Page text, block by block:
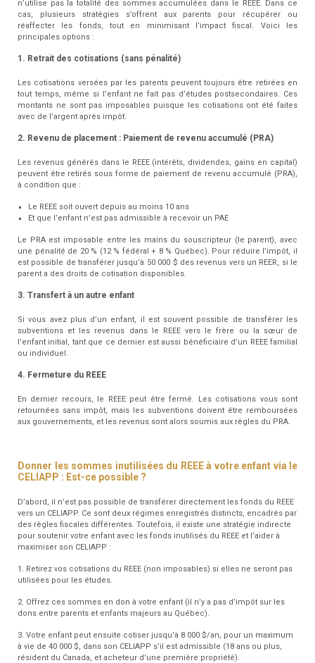
n’utilise pas la totalité des sommes accumulées dans le REEE. Dans ce
cas, plusieurs stratégies s’offrent aux parents pour récupérer ou
réaffecter les fonds, tout en minimisant l’impact fiscal. Voici les
principales options :
1. Retrait des cotisations (sans pénalité)
Les cotisations versées par les parents peuvent toujours être retirées en
tout temps, même si l’enfant ne fait pas d’études postsecondaires. Ces
montants ne sont pas imposables puisque les cotisations ont été faites
avec de l’argent après impôt.
2. Revenu de placement : Paiement de revenu accumulé (PRA)
Les revenus générés dans le REEE (intérêts, dividendes, gains en capital)
peuvent être retirés sous forme de paiement de revenu accumulé (PRA),
à condition que :
Le REEE soit ouvert depuis au moins 10 ans
Et que l’enfant n’est pas admissible à recevoir un PAE
Le PRA est imposable entre les mains du souscripteur (le parent), avec
une pénalité de 20 % (12 % fédéral + 8 % Québec). Pour réduire l’impôt, il
est possible de transférer jusqu’à 50 000 $ des revenus vers un REER, si le
parent a des droits de cotisation disponibles.
3. Transfert à un autre enfant
Si vous avez plus d’un enfant, il est souvent possible de transférer les
subventions et les revenus dans le REEE vers le frère ou la sœur de
l’enfant initial, tant que ce dernier est aussi bénéficiaire d’un REEE familial
ou individuel.
4. Fermeture du REEE
En dernier recours, le REEE peut être fermé. Les cotisations vous sont
retournées sans impôt, mais les subventions doivent être remboursées
aux gouvernements, et les revenus sont alors soumis aux règles du PRA.
Donner les sommes inutilisées du REEE à votre enfant via le
CELIAPP : Est-ce possible ?
D’abord, il n’est pas possible de transférer directement les fonds du REEE
vers un CELIAPP. Ce sont deux régimes enregistrés distincts, encadrés par
des règles fiscales différentes. Toutefois, il existe une stratégie indirecte
pour soutenir votre enfant avec les fonds inutilisés du REEE et l’aider à
maximiser son CELIAPP :
1. Retirez vos cotisations du REEE (non imposables) si elles ne seront pas
utilisées pour les études.
2. Offrez ces sommes en don à votre enfant (il n’y a pas d’impôt sur les
dons entre parents et enfants majeurs au Québec).
3. Votre enfant peut ensuite cotiser jusqu’à 8 000 $/an, pour un maximum
à vie de 40 000 $, dans son CELIAPP s’il est admissible (18 ans ou plus,
résident du Canada, et acheteur d’une première propriété).